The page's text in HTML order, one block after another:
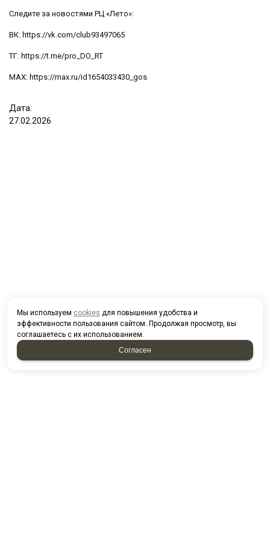
Следите за новостями РЦ «Лето»:
ВК: https://vk.com/club93497065
ТГ: https://t.me/pro_DO_RT
МАХ: https://max.ru/id1654033430_gos
Дата:
27.02.2026
Мы используем cookies для повышения удобства и
эффективности пользования сайтом. Продолжая просмотр, вы
соглашаетесь с их использованием.
Согласен